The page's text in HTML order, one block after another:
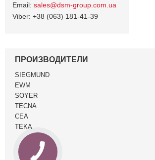
sales@dsm-group.com.ua
+38 (063) 181-41-39
ПРОИЗВОДИТЕЛИ
SIEGMUND
EWM
SOYER
TECNA
CEA
TEKA